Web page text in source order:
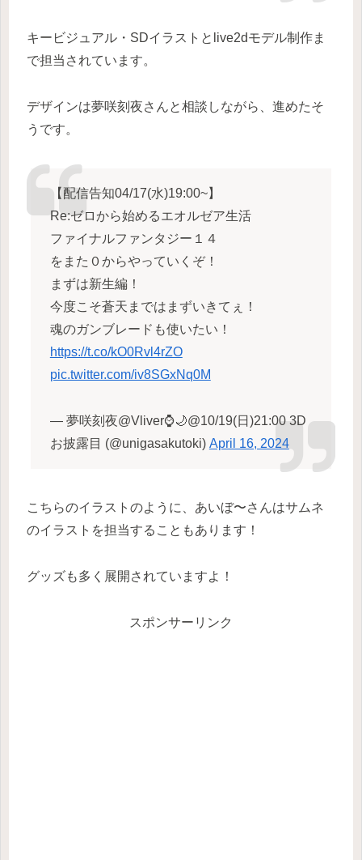
キービジュアル・SDイラストとlive2dモデル制作ま
で担当されています。
デザインは夢咲刻夜さんと相談しながら、進めたそ
うです。
【配信告知04/17(水)19:00~】
Re:ゼロから始めるエオルゼア生活
ファイナルファンタジー１４
をまた０からやっていくぞ！
まずは新生編！
今度こそ蒼天まではまずいきてぇ！
魂のガンブレードも使いたい！
https://t.co/kO0Rvl4rZO
pic.twitter.com/iv8SGxNq0M
— 夢咲刻夜@Vliver⌚️🌙@10/19(日)21:00 3D
お披露目 (@unigasakutoki) April 16, 2024
こちらのイラストのように、あいぼ〜さんはサムネ
のイラストを担当することもあります！
グッズも多く展開されていますよ！
スポンサーリンク